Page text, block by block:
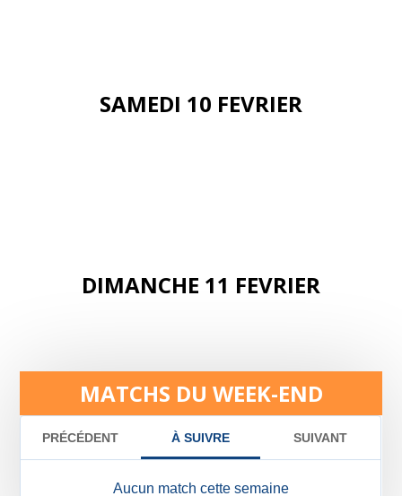
SAMEDI 10 FEVRIER
DIMANCHE 11 FEVRIER
MATCHS DU WEEK-END